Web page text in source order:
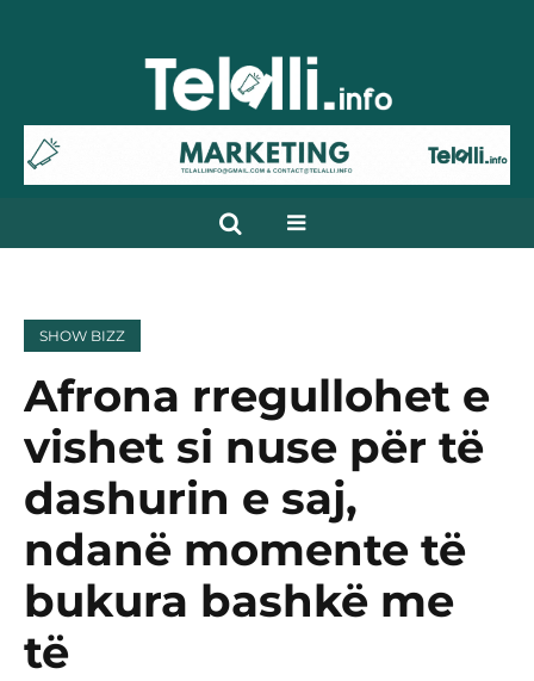
SHOW BIZZ
Afrona rregullohet e
vishet si nuse për të
dashurin e saj,
ndanë momente të
bukura bashkë me
të